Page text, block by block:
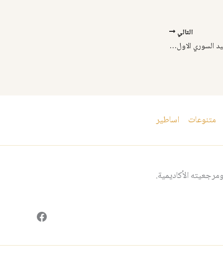
التالي
النشيد السوري هذا هو النشيد السوري الاول من نظم المطران الخالد ابيفانيوس زائد
متنوعات اساطير
الأكاديمية.
فيسبوك